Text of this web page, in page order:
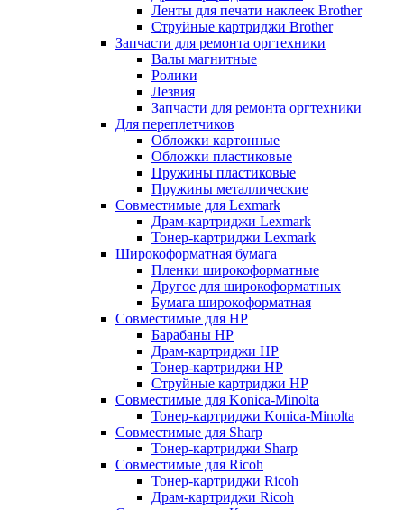
Ленты для печати наклеек Brother
Струйные картриджи Brother
Запчасти для ремонта оргтехники
Валы магнитные
Ролики
Лезвия
Запчасти для ремонта оргтехники
Для переплетчиков
Обложки картонные
Обложки пластиковые
Пружины пластиковые
Пружины металлические
Совместимые для Lexmark
Драм-картриджи Lexmark
Тонер-картриджи Lexmark
Широкоформатная бумага
Пленки широкоформатные
Другое для широкоформатных
Бумага широкоформатная
Совместимые для HP
Барабаны HP
Драм-картриджи HP
Тонер-картриджи HP
Струйные картриджи HP
Совместимые для Konica-Minolta
Тонер-картриджи Konica-Minolta
Совместимые для Sharp
Тонер-картриджи Sharp
Совместимые для Ricoh
Тонер-картриджи Ricoh
Драм-картриджи Ricoh